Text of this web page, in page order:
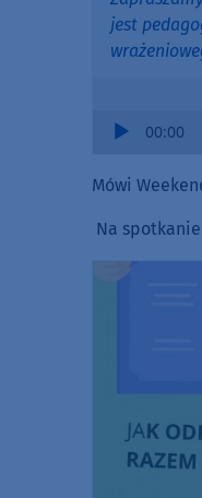
jest
Audio
00:00
Mówi
Na